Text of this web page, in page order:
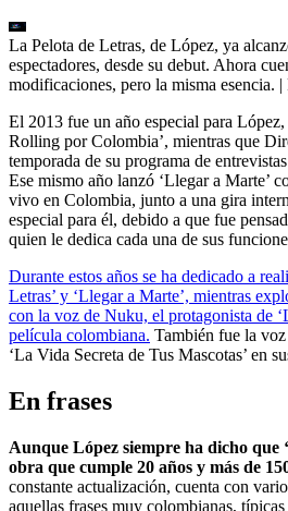
La Pelota de Letras, de López, ya
espectadores, desde su debut. Ahora
modificaciones, pero la misma esencia. |
El 2013 fue un año especial para
Rolling por Colombia’, mientras que
temporada de su programa de
Ese mismo año lanzó ‘Llegar a Marte’
vivo en Colombia, junto a una gira
especial para él, debido a que fue
quien le dedica cada una de sus
Durante estos años se ha dedicado a
Letras’ y ‘Llegar a Marte’, mientras
con la voz de Nuku, el protagonista de
película colombiana. También fue la
‘La Vida Secreta de Tus Mascotas’ en
En frases
Aunque López siempre ha dicho que
obra que cumple 20 años y más de
constante actualización, cuenta con
aquellas frases muy colombianas,